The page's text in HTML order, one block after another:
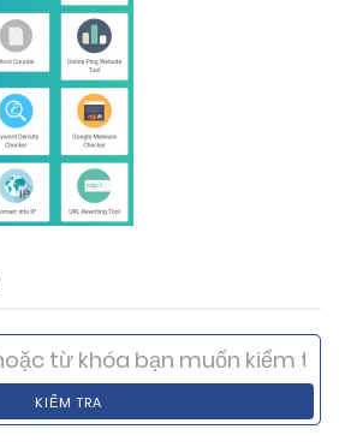
KIỂM TRA